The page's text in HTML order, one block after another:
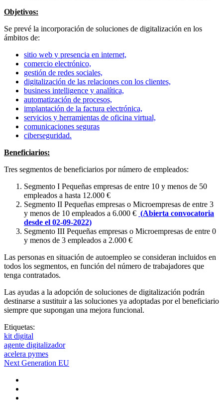
Objetivos:
Se prevé la incorporación de soluciones de digitalización en los
ámbitos de:
sitio web y presencia en internet,
comercio electrónico,
gestión de redes sociales,
digitalización de las relaciones con los clientes,
business intelligence y analítica,
automatización de procesos,
implantación de la factura electrónica,
servicios y herramientas de oficina virtual,
comunicaciones seguras
ciberseguridad.
Beneficiarios:
Tres segmentos de beneficiarios por número de empleados:
Segmento I Pequeñas empresas de entre 10 y menos de 50
empleados a hasta 12.000 €
Segmento II Pequeñas empresas o Microempresas de entre 3
y menos de 10 empleados a 6.000 € (Abierta convocatoria
desde el 02-09-2022)
Segmento III Pequeñas empresas o Microempresas de entre 0
y menos de 3 empleados a 2.000 €
Las personas en situación de autoempleo se consideran incluidos en
todos los segmentos, en función del número de trabajadores que
tenga contratados.
Las ayudas a la adopción de soluciones de digitalización podrán
destinarse a sustituir a las soluciones ya adoptadas por el beneficiario
siempre que supongan una mejora funcional.
Etiquetas:
kit digital
agente digitalizador
acelera pymes
Next Generation EU